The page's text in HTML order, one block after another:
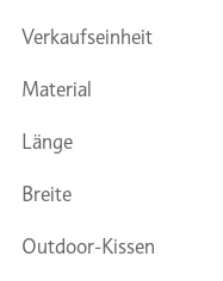
Verkaufseinheit
Material
Länge
Breite
Outdoor-Kissen